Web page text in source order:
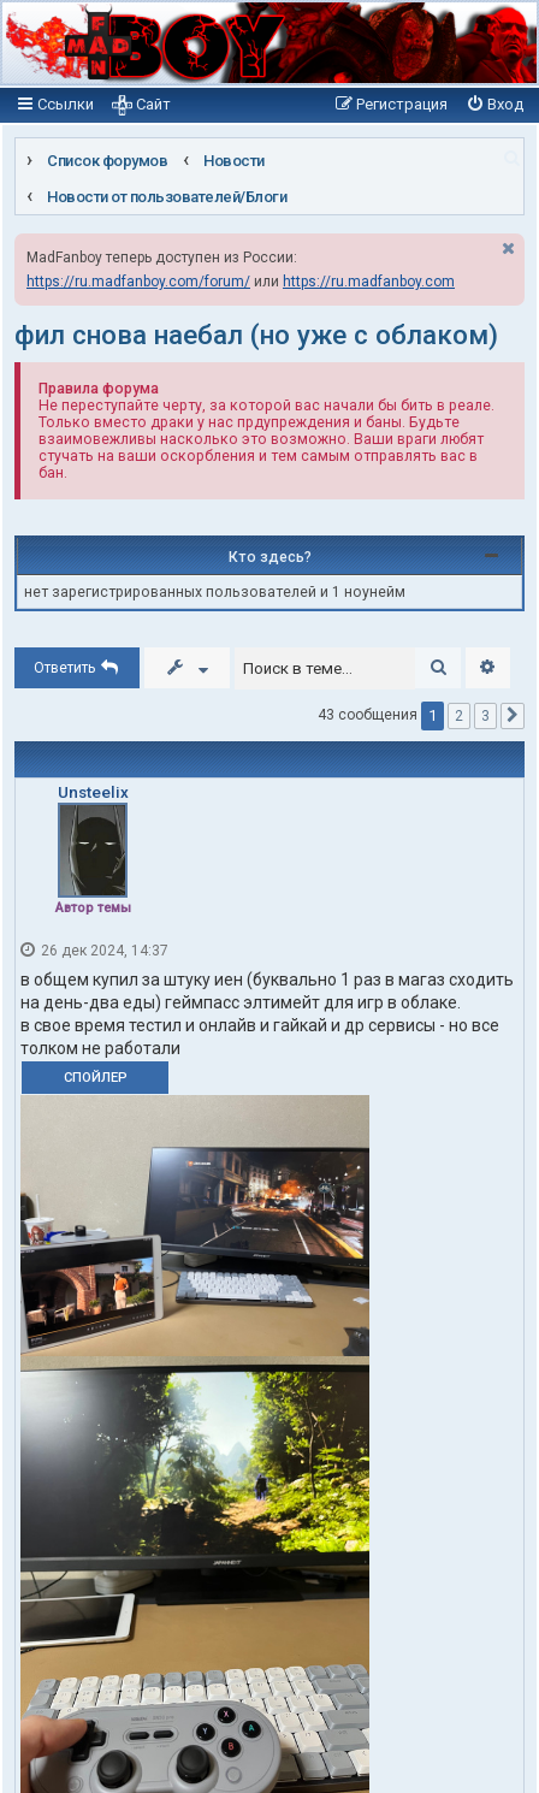
Ссылки Вход
Регистрация
Сайт
Список форумов
Новости
Новости от пользователей/Блоги
MadFanboy теперь доступен из России:
https://ru.madfanboy.com/forum/ или https://ru.madfanboy.com
фил снова наебал (но уже с облаком)
Правила форума
Не переступайте черту, за которой вас начали бы бить в реале.
Только вместо драки у нас прдупреждения и баны. Будьте
взаимовежливы насколько это возможно. Ваши враги любят
стучать на ваши оскорбления и тем самым отправлять вас в
бан.
Кто здесь?
нет зарегистрированных пользователей и 1 ноунейм
Ответить Поиск
43 сообщения 1 2 3
Unsteelix
Автор темы
26 дек 2024, 14:37
в общем купил за штуку иен (буквально 1 раз в магаз сходить
на день-два еды) геймпасс элтимейт для игр в облаке.
в свое время тестил и онлайв и гайкай и др сервисы - но все
толком не работали
СПОЙЛЕР